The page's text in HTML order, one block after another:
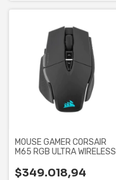
MOUSE GAMER CORSAIR
M65 RGB ULTRA WIRELESS
$349.018,94